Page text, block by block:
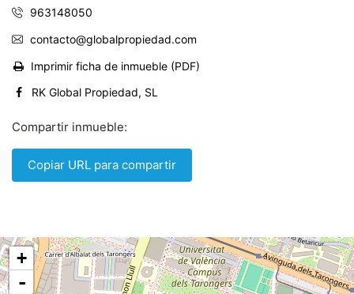
963148050
contacto@globalpropiedad.com
Imprimir ficha de inmueble (PDF)
RK Global Propiedad, SL
Compartir inmueble:
Copiar URL para compartir
+
-